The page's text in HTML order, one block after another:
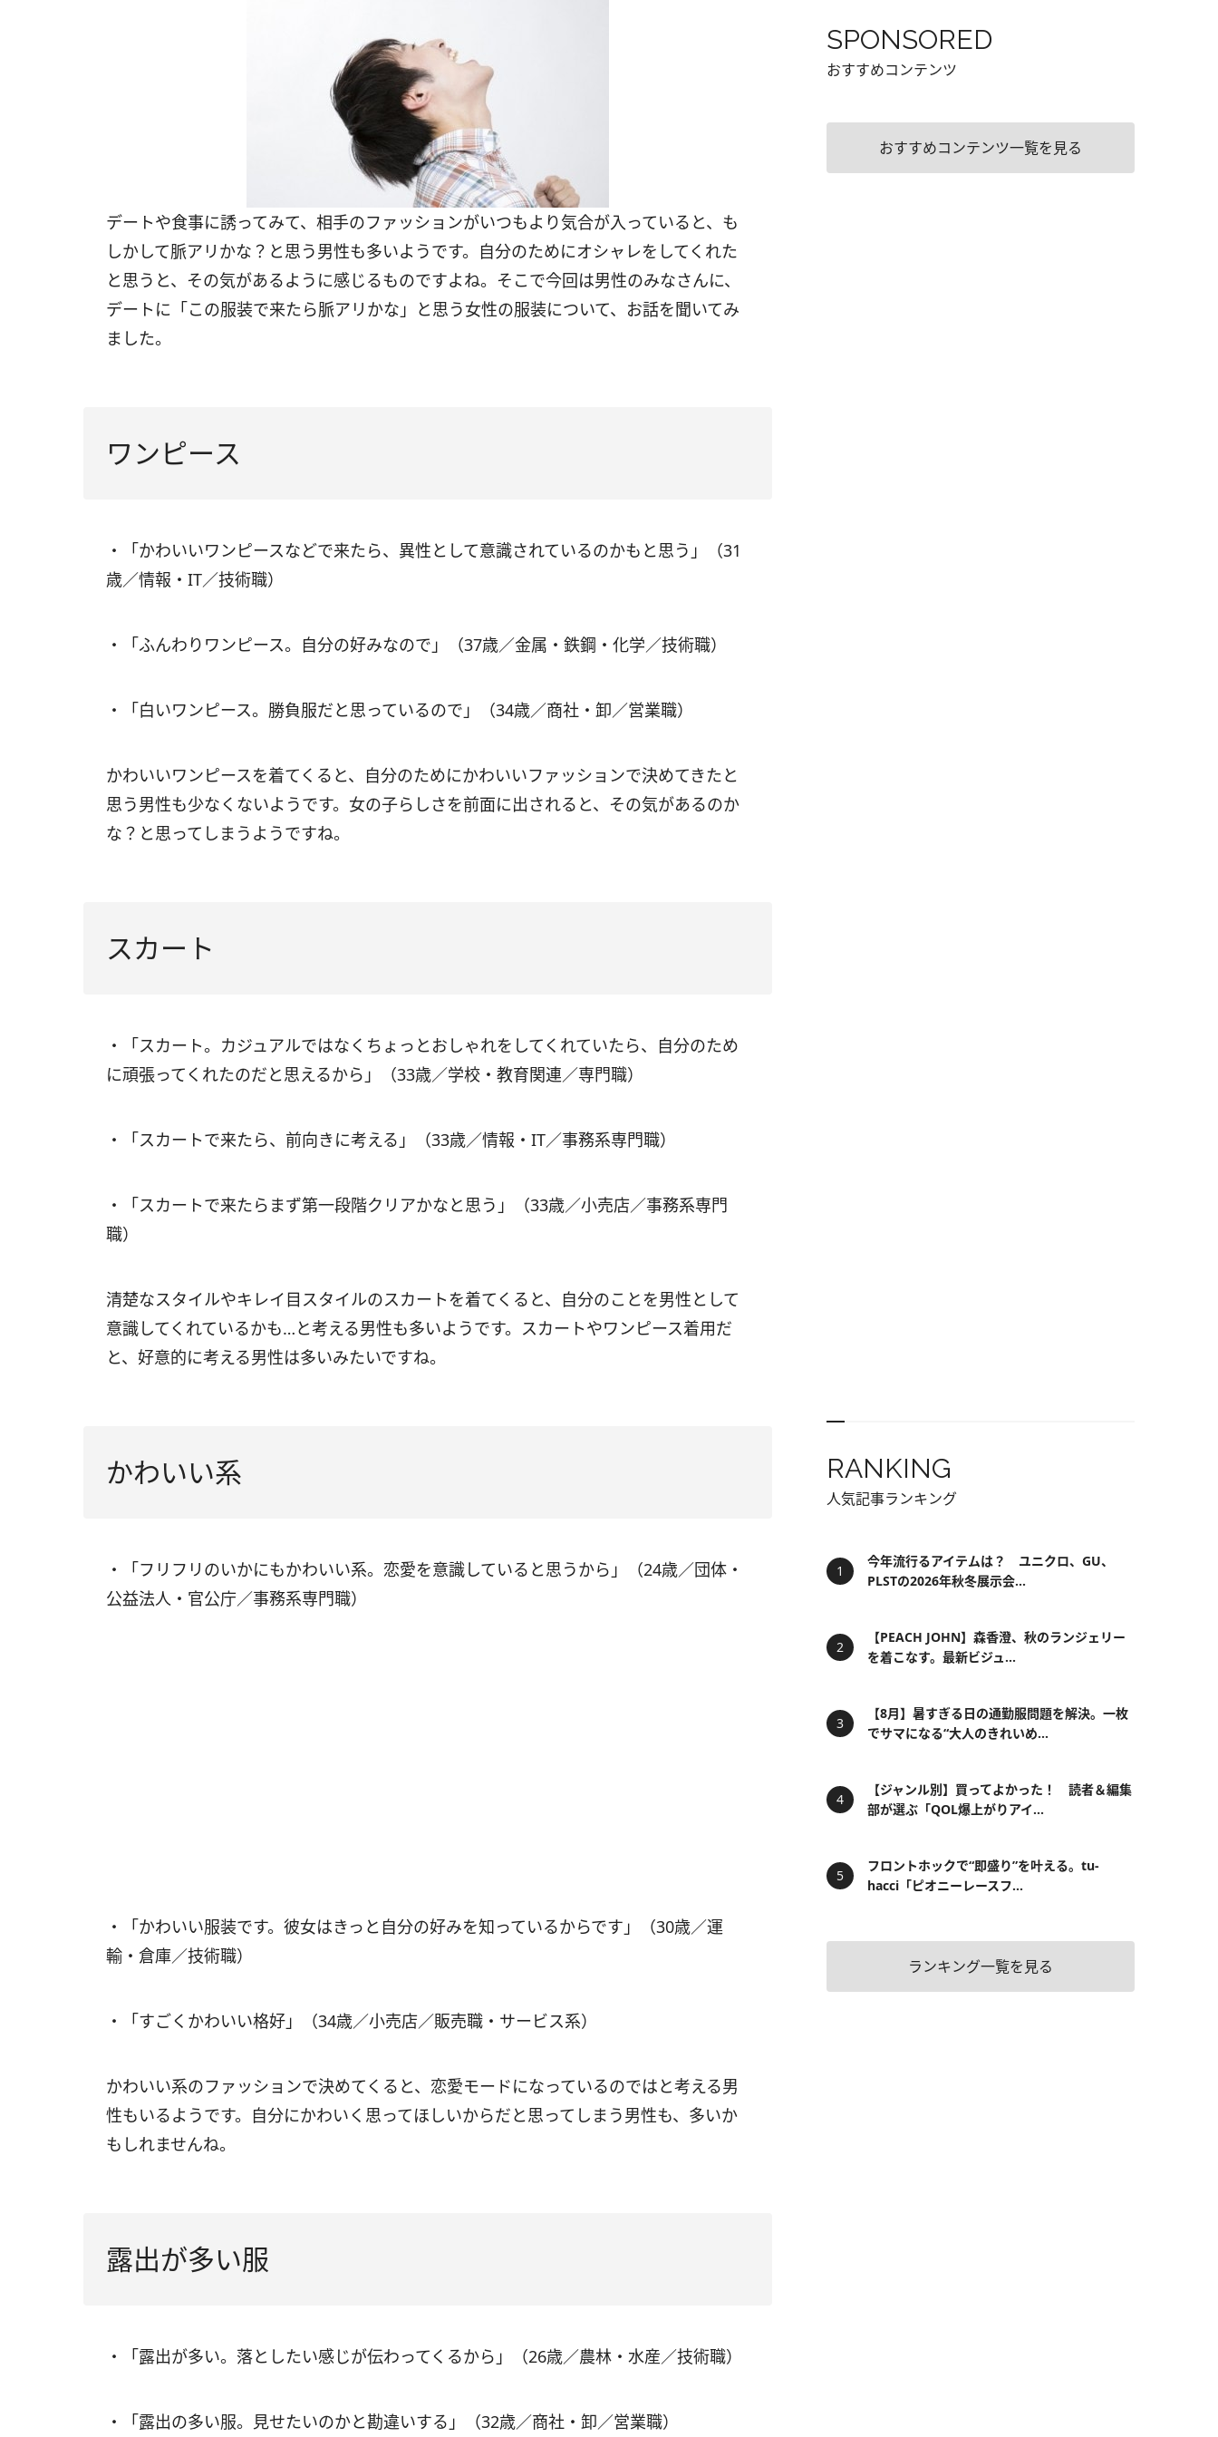
デートや食事に誘ってみて、相手のファッションがいつもより気合が入っていると、も
しかして脈アリかな？と思う男性も多いようです。自分のためにオシャレをしてくれた
と思うと、その気があるように感じるものですよね。そこで今回は男性のみなさんに、
デートに「この服装で来たら脈アリかな」と思う女性の服装について、お話を聞いてみ
ました。
ワンピース
・「かわいいワンピースなどで来たら、異性として意識されているのかもと思う」（31
歳／情報・IT／技術職）
・「ふんわりワンピース。自分の好みなので」（37歳／金属・鉄鋼・化学／技術職）
・「白いワンピース。勝負服だと思っているので」（34歳／商社・卸／営業職）
かわいいワンピースを着てくると、自分のためにかわいいファッションで決めてきたと
思う男性も少なくないようです。女の子らしさを前面に出されると、その気があるのか
な？と思ってしまうようですね。
スカート
・「スカート。カジュアルではなくちょっとおしゃれをしてくれていたら、自分のため
に頑張ってくれたのだと思えるから」（33歳／学校・教育関連／専門職）
・「スカートで来たら、前向きに考える」（33歳／情報・IT／事務系専門職）
・「スカートで来たらまず第一段階クリアかなと思う」（33歳／小売店／事務系専門
職）
清楚なスタイルやキレイ目スタイルのスカートを着てくると、自分のことを男性として
意識してくれているかも…と考える男性も多いようです。スカートやワンピース着用だ
と、好意的に考える男性は多いみたいですね。
かわいい系
・「フリフリのいかにもかわいい系。恋愛を意識していると思うから」（24歳／団体・
公益法人・官公庁／事務系専門職）
・「かわいい服装です。彼女はきっと自分の好みを知っているからです」（30歳／運
輸・倉庫／技術職）
・「すごくかわいい格好」（34歳／小売店／販売職・サービス系）
かわいい系のファッションで決めてくると、恋愛モードになっているのではと考える男
性もいるようです。自分にかわいく思ってほしいからだと思ってしまう男性も、多いか
もしれませんね。
露出が多い服
・「露出が多い。落としたい感じが伝わってくるから」（26歳／農林・水産／技術職）
・「露出の多い服。見せたいのかと勘違いする」（32歳／商社・卸／営業職）
SPONSORED
おすすめコンテンツ
おすすめコンテンツ一覧を見る
RANKING
人気記事ランキング
今年流行るアイテムは？ ユニクロ、GU、
PLSTの2026年秋冬展示会...
【PEACH JOHN】森香澄、秋のランジェリー
を着こなす。最新ビジュ...
【8月】暑すぎる日の通勤服問題を解決。一枚
でサマになる“大人のきれいめ...
【ジャンル別】買ってよかった！ 読者＆編集
部が選ぶ「QOL爆上がりアイ...
フロントホックで“即盛り”を叶える。tu-
hacci「ピオニーレースフ...
ランキング一覧を見る